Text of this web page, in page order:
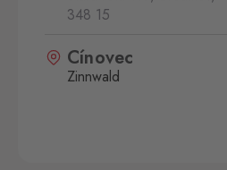
348 15
Cínovec
Zinnwald